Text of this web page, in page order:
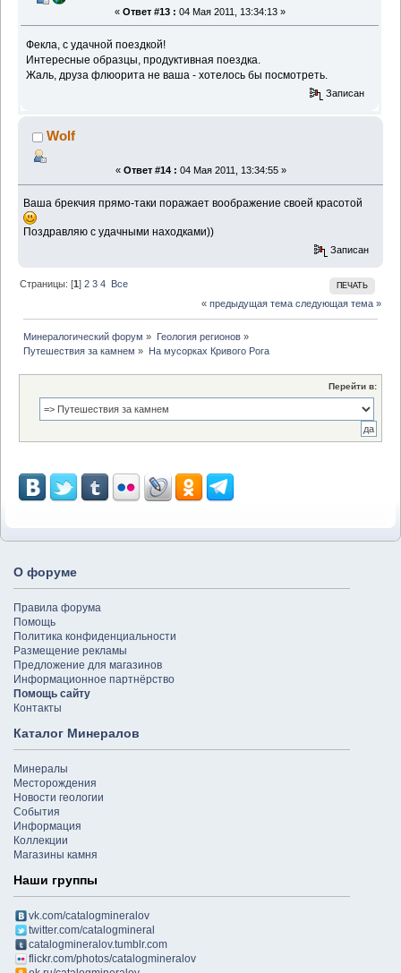
« Ответ #13 : 04 Мая 2011, 13:34:13 »
Фекла, с удачной поездкой!
Интересные образцы, продуктивная поездка.
Жаль, друза флюорита не ваша - хотелось бы посмотреть.
Записан
Wolf
« Ответ #14 : 04 Мая 2011, 13:34:55 »
Ваша брекчия прямо-таки поражает воображение своей красотой
Поздравляю с удачными находками))
Записан
ПЕЧАТЬ
Страницы: [1]2 3 4
Все
« предыдущая тема следующая тема »
Минералогический форум » Геология регионов»
Путешествия за камнем » На мусорках Кривого Рога
Перейти в:
О форуме
Правила форума
Помощь
Политика конфиденциальности
Размещение рекламы
Предложение для магазинов
Информационное партнёрство
Помощь сайту
Контакты
Каталог Минералов
Минералы
Месторождения
Новости геологии
События
Информация
Коллекции
Магазины камня
Наши группы
vk.com/catalogmineralov
twitter.com/catalogmineral
catalogmineralov.tumblr.com
flickr.com/photos/catalogmineralov